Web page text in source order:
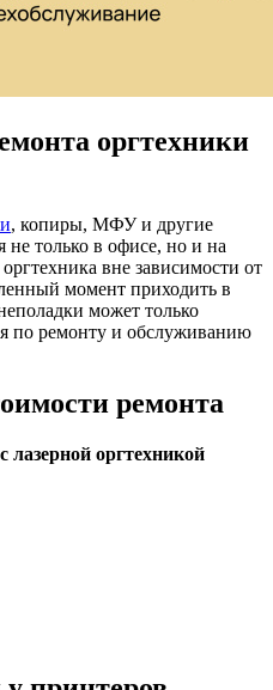
оргтехники
, копиры, МФУ и другие
только в офисе, но и на
вне зависимости от
момент приходить в
может только
по ремонту и обслуживанию
ремонта
лазерной оргтехникой